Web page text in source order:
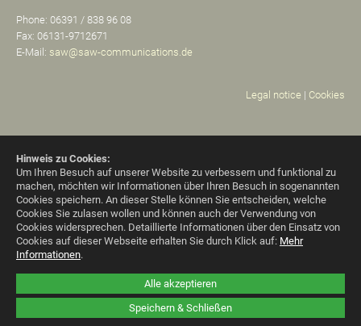
Alle akzeptieren
Speichern & Schließen
Hinweis zu Cookies:
Um Ihren Besuch auf unserer Website zu verbessern und funktional zu
machen, möchten wir Informationen über Ihren Besuch in sogenannten
Cookies speichern. An dieser Stelle können Sie entscheiden, welche
Cookies Sie zulasen wollen und können auch der Verwendung von
Cookies widersprechen. Detaillierte Informationen über den Einsatz von
Cookies auf dieser Webseite erhalten Sie durch Klick auf: Mehr
Informationen.
Phone: 06391 / 838 96 08
Fax: 06131-9712671
E-Mail: saw@saw-communications.de
Legal notice | Cookies